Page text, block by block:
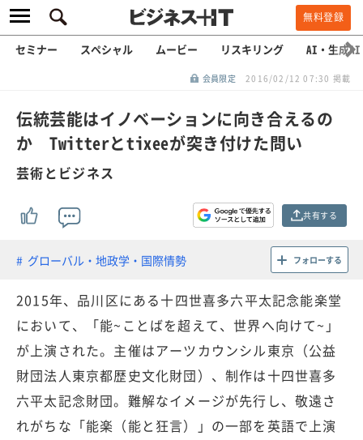
無料登録
セミナー スペシャル ムービー リスキリング AI・生成AI
会員限定 2016/02/12 07:30 掲載
伝統芸能はイノベーションに向き合えるの
か Twitterとtixeeが突き付けた問い
芸術とビジネス
共有する
グローバル・地政学・国際情勢 フォローする
2015年、品川区にある十四世喜多六平太記念能楽堂
において、「能~ことばを超えて、世界へ向けて~」
が上演された。主催はアーツカウンシル東京（公益
財団法人東京都歴史文化財団）、制作は十四世喜多
六平太記念財団。難解なイメージが先行し、敬遠さ
れがちな「能楽（能と狂言）」の一部を英語で上演